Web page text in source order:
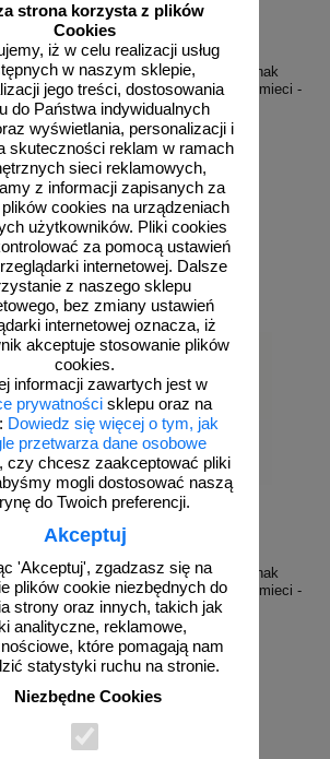
strona korzysta z plików
Cookies
iż w celu realizacji usług
w naszym sklepie,
jego treści, dostosowania
do Państwa indywidualnych
wyświetlania, personalizacji i
skuteczności reklam w ramach
sieci reklamowych,
z informacji zapisanych za
cookies na urządzeniach
użytkowników. Pliki cookies
za pomocą ustawień
internetowej. Dalsze
z naszego sklepu
bez zmiany ustawień
internetowej oznacza, iż
akceptuje stosowanie plików
cookies.
informacji zawartych jest w
prywatności sklepu oraz na
Dowiedz się więcej o tym, jak
przetwarza dane osobowe
czy chcesz zaakceptować pliki
mogli dostosować naszą
do Twoich preferencji.
Akceptuj
'Akceptuj', zgadzasz się na
plików cookie niezbędnych do
strony oraz innych, takich jak
analityczne, reklamowe,
które pomagają nam
statystyki ruchu na stronie.
Niezbędne Cookies
- PA073
zł
PA066
Odpady zmieszane - znak
informacyjny, segregacja śmieci -
PA066
od 6,48 zł
5,27 zł netto
do koszyka
- znak
śmieci -
Odpady zmieszane - znak
informacyjny, segregacja śmieci -
PA067